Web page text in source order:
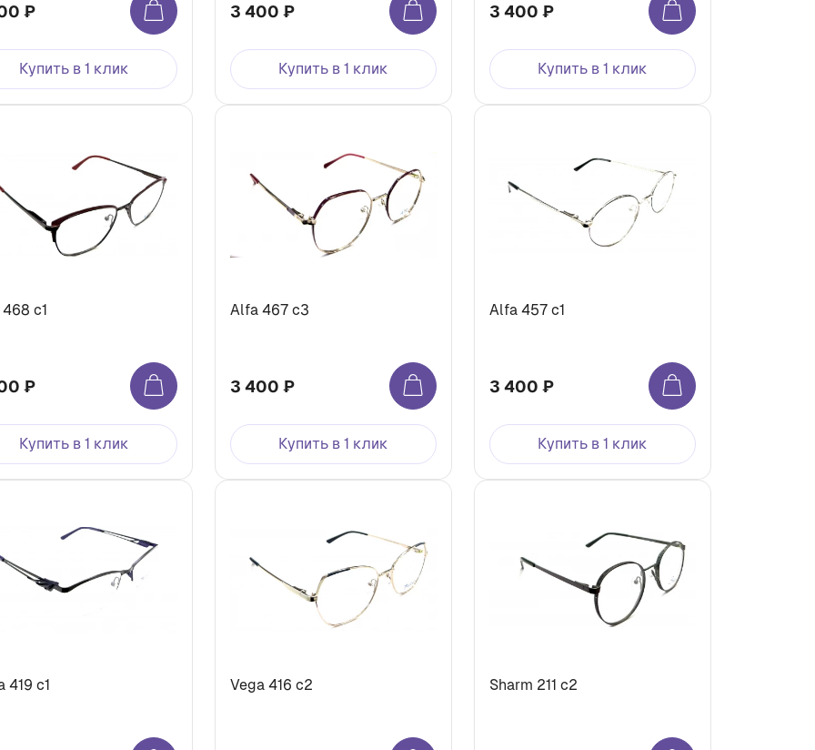
₽
Купить в 1 клик
3 400 ₽
Купить в 1 клик
3 400 ₽
Купить в 1 клик
с1
₽
Купить в 1 клик
Alfa 467 с3
3 400 ₽
Купить в 1 клик
Alfa 457 с1
3 400 ₽
Купить в 1 клик
419 с1 Vega 416 с2 Sharm 211 с2